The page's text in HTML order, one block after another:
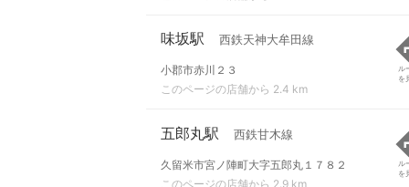
味坂駅 西鉄天神大牟田線
小郡市赤川２３
このページの店舗から 2.4 km
ル
を
五郎丸駅 西鉄甘木線
久留米市宮ノ陣町大字五郎丸１７８２
このページの店舗から 2.9 km
ル
を